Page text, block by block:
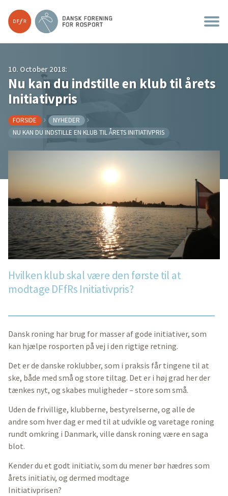
10. October 2018:
Nu kan du indstille en klub til årets
Initiativpris
FORSIDE
NYHEDER
NU KAN DU INDSTILLE EN KLUB TIL ÅRETS INITIATIVPRIS
Hvilken klub skal være den første til at
modtage DFfRs Initiativpris?
Dansk roning har brug for masser af gode initiativer, som
kan hjælpe rosporten på vej i den rigtige retning.
Det er de danske roklubber, som i praksis får tingene til at
ske, både med små og store tiltag. Det er i høj grad her der
tænkes nyt, og skabes muligheder – store som små.
Uden de frivillige, klubberne, bestyrelserne, og alle de
andre som hver dag er med til at udvikle og varetage roning
rundt omkring i Danmark, ville dansk roning være en saga
blot.
Kender du et godt initiativ, som du mener bør hædres som
årets initiativ, og dermed modtage
Initiativprisen?